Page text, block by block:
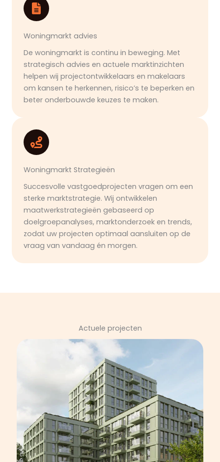
Woningmarkt advies
De woningmarkt is continu in beweging. Met
strategisch advies en actuele marktinzichten
helpen wij projectontwikkelaars en makelaars
om kansen te herkennen, risico’s te beperken en
beter onderbouwde keuzes te maken.
Woningmarkt Strategieën
Succesvolle vastgoedprojecten vragen om een
sterke marktstrategie. Wij ontwikkelen
maatwerkstrategieën gebaseerd op
doelgroepanalyses, marktonderzoek en trends,
zodat uw projecten optimaal aansluiten op de
vraag van vandaag én morgen.
Actuele projecten